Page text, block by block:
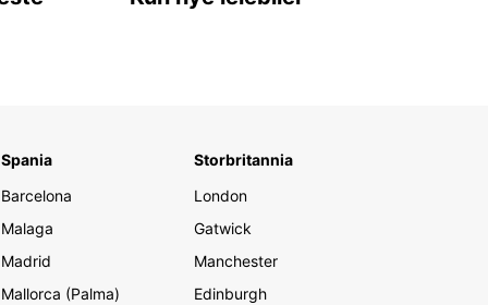
Spania
Barcelona
Malaga
Madrid
Mallorca (Palma)
Storbritannia
London
Gatwick
Manchester
Edinburgh